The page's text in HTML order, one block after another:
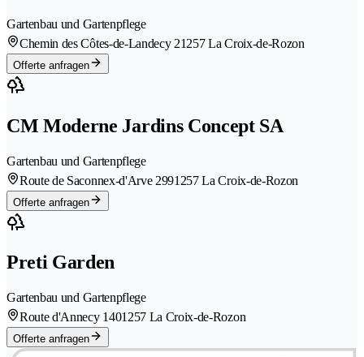
Gartenbau und Gartenpflege
Chemin des Côtes-de-Landecy 21257 La Croix-de-Rozon
Offerte anfragen
CM Moderne Jardins Concept SA
Gartenbau und Gartenpflege
Route de Saconnex-d'Arve 2991257 La Croix-de-Rozon
Offerte anfragen
Preti Garden
Gartenbau und Gartenpflege
Route d'Annecy 1401257 La Croix-de-Rozon
Offerte anfragen